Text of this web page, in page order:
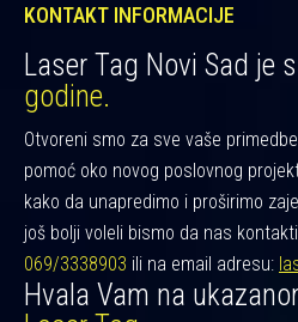
KONTAKT INFORMACIJE
Laser Tag Novi Sad je
godine.
Otvoreni smo za sve vaše
pomoć oko novog poslovnog
kako da unapredimo i proširimo
još bolji voleli bismo da nas
069/3338903 ili na email adresu:
Hvala Vam na